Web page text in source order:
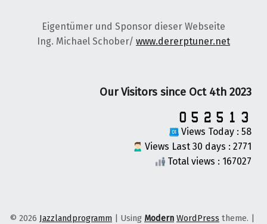
Eigentümer und Sponsor dieser Webseite
Ing. Michael Schober/ www.dererptuner.net
Our Visitors since Oct 4th 2023
Views Today : 58
Views Last 30 days : 2771
Total views : 167027
© 2026 Jazzlandprogramm | Using Modern WordPress theme. |